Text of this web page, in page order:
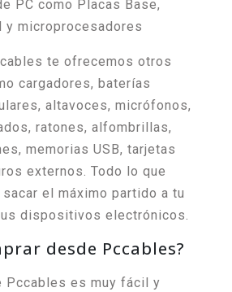
PC como Placas Base,
y microprocesadores
te ofrecemos otros
cargadores, baterías
altavoces, micrófonos,
ratones, alfombrillas,
memorias USB, tarjetas
externos. Todo lo que
el máximo partido a tu
dispositivos electrónicos.
desde Pccables?
Pccables es muy fácil y